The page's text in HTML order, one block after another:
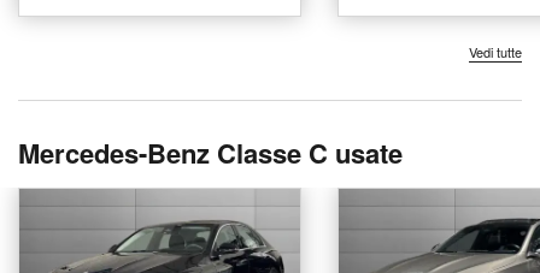
Vedi tutte
Mercedes-Benz Classe C usate